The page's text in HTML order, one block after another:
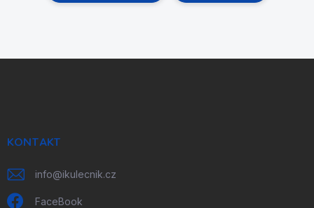
KONTAKT
info@ikulecnik.cz
FaceBook